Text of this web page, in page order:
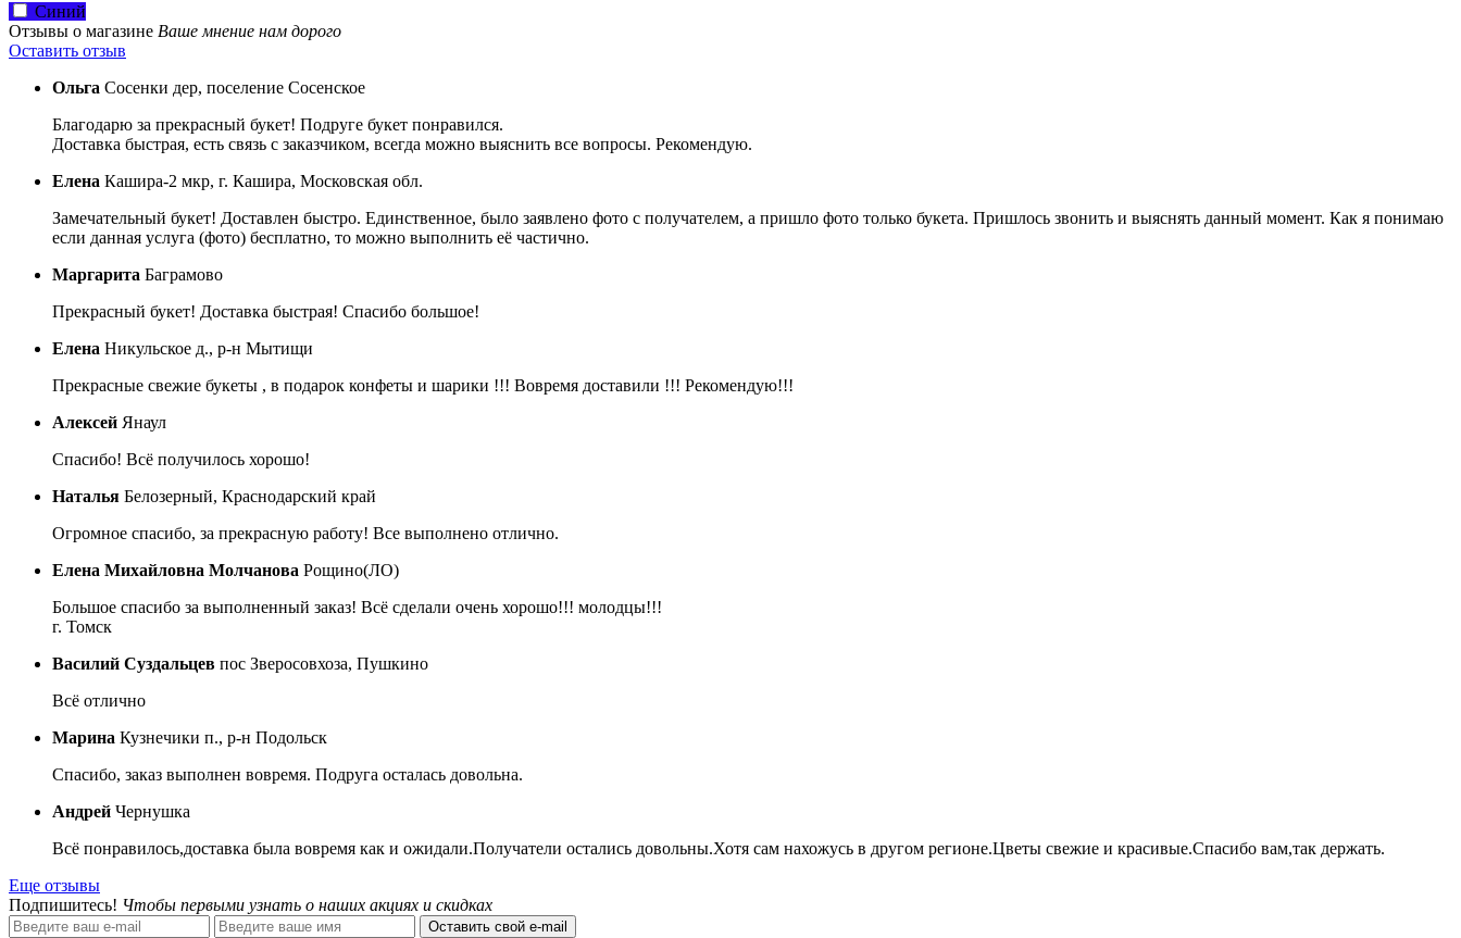
Синий
Отзывы о магазине Ваше мнение нам дорого
Оставить отзыв
Ольга Сосенки дер, поселение Сосенское
Благодарю за прекрасный букет! Подруге букет понравился.
Доставка быстрая, есть связь с заказчиком, всегда можно выяснить все вопросы. Рекомендую.
Елена Кашира-2 мкр, г. Кашира, Московская обл.
Замечательный букет! Доставлен быстро. Единственное, было заявлено фото с получателем, а пришло фото только букета. Пришлось звонить и выяснять данный момент. Как я понимаю
если данная услуга (фото) бесплатно, то можно выполнить её частично.
Маргарита Баграмово
Прекрасный букет! Доставка быстрая! Спасибо большое!
Елена Никульское д., р-н Мытищи
Прекрасные свежие букеты , в подарок конфеты и шарики !!! Вовремя доставили !!! Рекомендую!!!
Алексей Янаул
Спасибо! Всё получилось хорошо!
Наталья Белозерный, Краснодарский край
Огромное спасибо, за прекрасную работу! Все выполнено отлично.
Елена Михайловна Молчанова Рощино(ЛО)
Большое спасибо за выполненный заказ! Всё сделали очень хорошо!!! молодцы!!!
г. Томск
Василий Суздальцев пос Зверосовхоза, Пушкино
Всё отлично
Марина Кузнечики п., р-н Подольск
Спасибо, заказ выполнен вовремя. Подруга осталась довольна.
Андрей Чернушка
Всё понравилось,доставка была вовремя как и ожидали.Получатели остались довольны.Хотя сам нахожусь в другом регионе.Цветы свежие и красивые.Спасибо вам,так держать.
Еще отзывы
Подпишитесь! Чтобы первыми узнать о наших акциях и скидках
Оставить свой e-mail